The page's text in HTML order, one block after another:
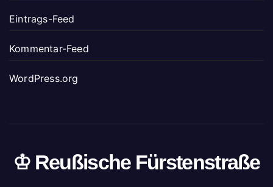
Eintrags-Feed
Kommentar-Feed
WordPress.org
♔ Reußische Fürstenstraße